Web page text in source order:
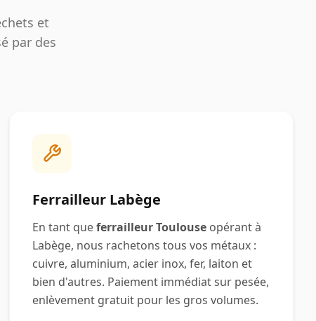
et
par des
Ferrailleur Labège
En tant queferrailleur Toulouseopérant à
Labège, nous rachetons tous vos métaux :
cuivre, aluminium, acier inox, fer, laiton et
bien d'autres. Paiement immédiat sur pesée,
enlèvement gratuit pour les gros volumes.